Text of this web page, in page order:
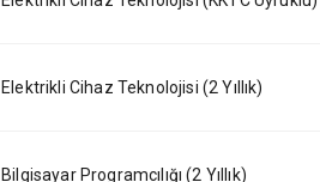
Elektrikli Cihaz Teknolojisi (2 Yıllık)
Bilgisayar Programcılığı (2 Yıllık)